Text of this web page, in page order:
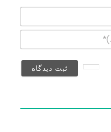
(منتشر